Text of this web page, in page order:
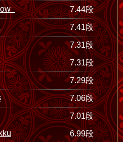
7.44段
7.41段
7.31段
7.31段
7.29段
7.06段
7.01段
6.99段